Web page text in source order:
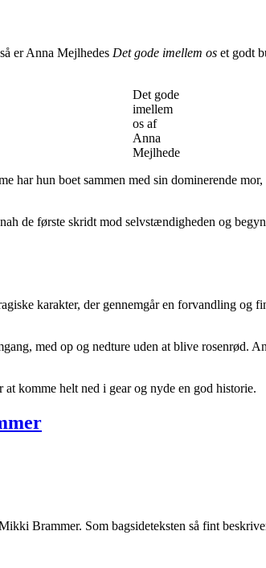
er Anna Mejlhedes Det gode imellem os et godt
Det gode
imellem
os af
Anna
Mejlhede
har hun boet sammen med sin dominerende
de første skridt mod selvstændigheden og
karakter, der gennemgår en forvandling
med op og nedture uden at blive rosenrød.
komme helt ned i gear og nyde en god historie.
Brammer. Som bagsideteksten så fint